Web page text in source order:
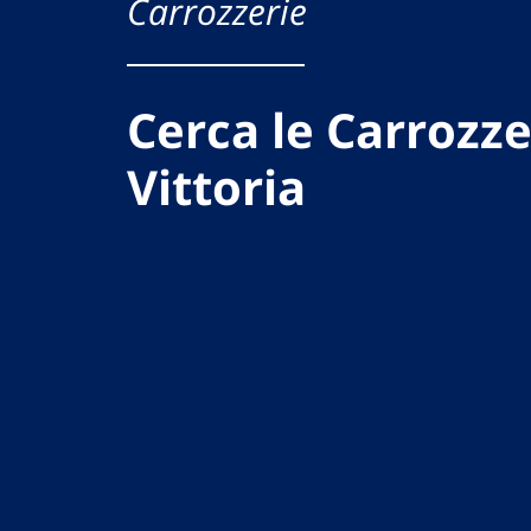
Carrozzerie
Cerca le
Vittoria